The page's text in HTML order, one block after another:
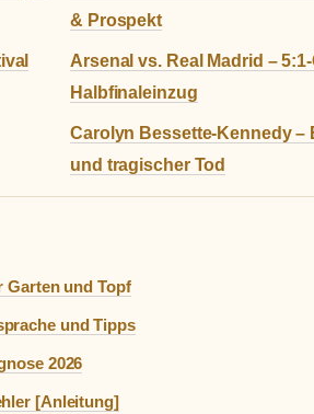
& Prospekt
Arsenal vs. Real Madrid –
Halbfinaleinzug
Carolyn Bessette-Kennedy –
und tragischer Tod
Garten und Topf
und Tipps
2026
[Anleitung]